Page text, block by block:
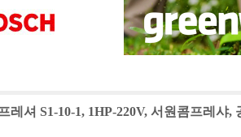
레셔 S1-10-1, 1HP-220V, 서원콤프레샤,